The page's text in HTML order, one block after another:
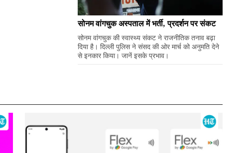
सोनम वांगचुक अस्पताल में भर्ती, प्रदर्शन पर संकट
सोनम वांगचुक की स्वास्थ्य संकट ने राजनीतिक तनाव बढ़ा
दिया है। दिल्ली पुलिस ने संसद की ओर मार्च को अनुमति देने
से इनकार किया। जानें इसके प्रभाव।